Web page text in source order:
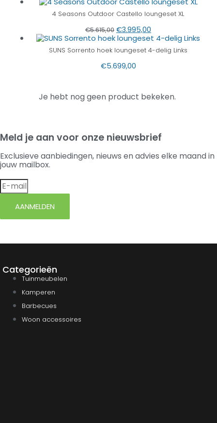
4 Seasons Outdoor Castello loungeset XL
€5.615,00 €3.995,00
SUNS Sorrento hoek loungeset 4-delig Links
€5.699,00
Je hebt nog geen product bekeken.
Meld je aan voor onze nieuwsbrief
Exclusieve aanbiedingen, nieuws en advies elke maand in
jouw mailbox.
AANMELDEN
Categorieën
Tuinmeubelen
Kamperen
Barbecues
Woon accessoires